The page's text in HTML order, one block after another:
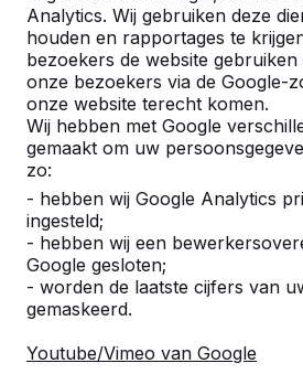
Analytics. Wij gebruiken deze
houden en rapportages te
bezoekers de website
onze bezoekers via de Google-
onze website terecht komen.
Wij hebben met Google
gemaakt om uw
zo:
- hebben wij Google Analytics
ingesteld;
- hebben wij een
Google gesloten;
- worden de laatste cijfers van
gemaskeerd.
Youtube/Vimeo van Google
Ontdek ons
assortiment
Pingpongtafels -->